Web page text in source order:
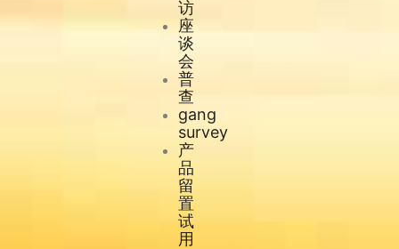
访
座
谈
会
普
查
gang
survey
产
品
留
置
试
用